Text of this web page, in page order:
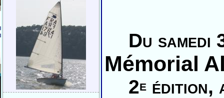
Du samedi
Mémorial
2e édition,